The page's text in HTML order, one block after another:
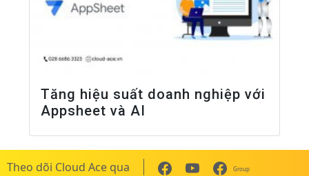
Tăng hiệu suất doanh nghiệp với
Appsheet và AI
Theo dõi Cloud Ace qua Group